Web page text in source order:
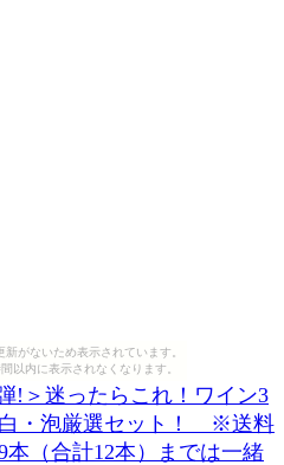
がないため表示されています。
以内に表示されなくなります。